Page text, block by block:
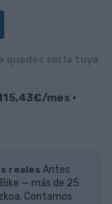
mes ·
reales Antes
— más de 25
Contamos